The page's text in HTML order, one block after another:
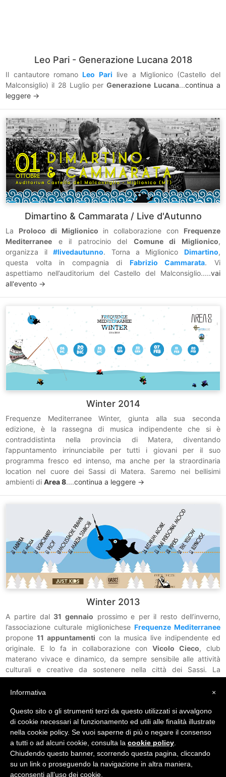
Leo Pari - Generazione Lucana 2018
Il cantautore romanoLeo Pari live a Miglionico (Castello del
Malconsiglio) il 28 Luglio perGenerazione Lucana...continua a
leggere ->
Dimartino & Cammarata / Live d'Autunno
La Proloco di Miglionico in collaborazione con Frequenze
Mediterranee e il patrocinio del Comune di Miglionico,
organizza il#livedautunno. Torna a Miglionico Dimartino,
questa volta in compagnia di Fabrizio Cammarata. Vi
aspettiamo nell’auditorium del Castello del Malconsiglio.....vai
all'evento ->
Winter 2014
Frequenze Mediterranee Winter, giunta alla sua seconda
edizione, è la rassegna di musica indipendente che si è
contraddistinta nella provincia di Matera, diventando
l’appuntamento irrinunciabile per tutti i giovani per il suo
programma fresco ed intenso, ma anche per la straordinaria
location nel cuore dei Sassi di Matera. Saremo nei bellisimi
ambienti diArea 8....continua a leggere ->
Winter 2013
A partire dal 31 gennaio prossimo e per il resto dell’inverno,
l’associazione culturale miglionichese Frequenze Mediterranee
propone11 appuntamenti con la musica live indipendente ed
originale. E lo fa in collaborazione con Vicolo Cieco, club
materano vivace e dinamico, da sempre sensibile alle attività
culturali e creative da sostenere nella città dei Sassi. La
rassegna è finalizzata alla crescita e alla diffusione di uno
scenario musicale indipendente che, mai abbastanza
© 2010 - 2026 FREQUENZE MEDITERRANEE
×
Informativa
Questo sito o gli strumenti terzi da questo utilizzati si avvalgono
di cookie necessari al funzionamento ed utili alle finalità illustrate
nella cookie policy. Se vuoi saperne di più o negare il consenso
a tutti o ad alcuni cookie, consulta la cookie policy
Chiudendo questo banner, scorrendo questa pagina, cliccando
su un link o proseguendo la navigazione in altra maniera,
acconsenti all’uso dei cookie.